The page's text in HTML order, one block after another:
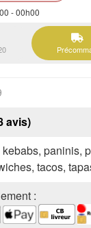
- 00h00
avis)
paninis,
tacos,
: